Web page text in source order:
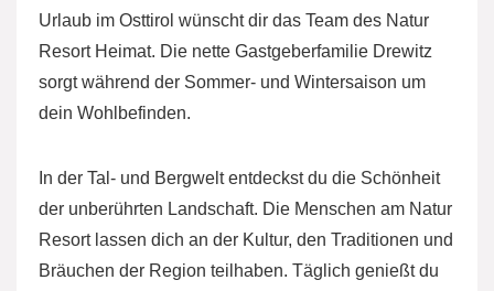
Urlaub im Osttirol wünscht dir das Team des Natur
Resort Heimat. Die nette Gastgeberfamilie Drewitz
sorgt während der Sommer- und Wintersaison um
dein Wohlbefinden.
In der Tal- und Bergwelt entdeckst du die Schönheit
der unberührten Landschaft. Die Menschen am Natur
Resort lassen dich an der Kultur, den Traditionen und
Bräuchen der Region teilhaben. Täglich genießt du